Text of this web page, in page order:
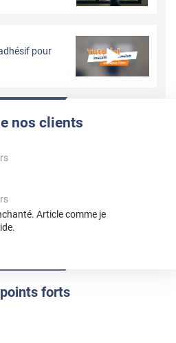
pour
forts
nos clients
Article comme je